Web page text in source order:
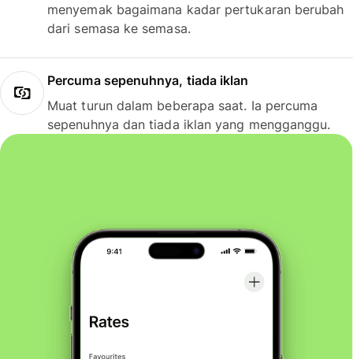
menyemak bagaimana kadar pertukaran berubah
dari semasa ke semasa.
Percuma sepenuhnya, tiada iklan
Muat turun dalam beberapa saat. Ia percuma
sepenuhnya dan tiada iklan yang mengganggu.